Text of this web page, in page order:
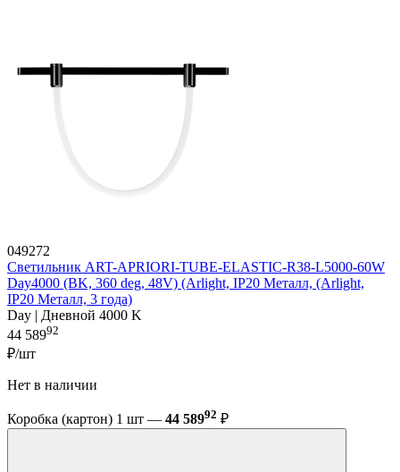
049272
Светильник ART-APRIORI-TUBE-ELASTIC-R38-L5000-60W
Day4000 (BK, 360 deg, 48V) (Arlight, IP20 Металл, (Arlight,
IP20 Металл, 3 года)
Day | Дневной 4000 K
44 58992
₽/шт
Нет в наличии
Коробка (картон) 1 шт — 44 58992 ₽